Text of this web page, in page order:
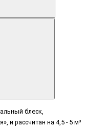
блеск,
и рассчитан на 4,5 - 5 м³